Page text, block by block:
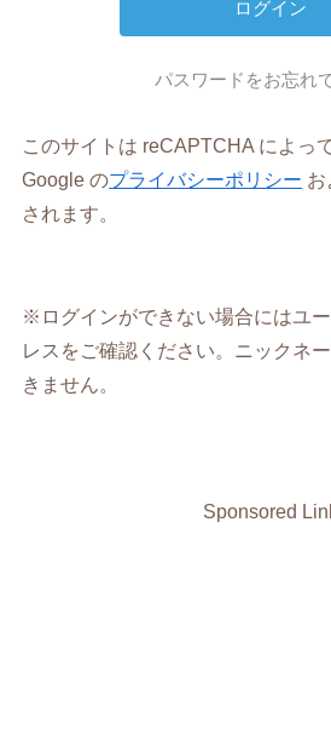
パスワードをお忘れ
このサイトは reCAPTCHA によっ
Google のプライバシーポリシー
されます。
※ログインができない場合にはユ
レスをご確認ください。ニックネ
きません。
Sponsored